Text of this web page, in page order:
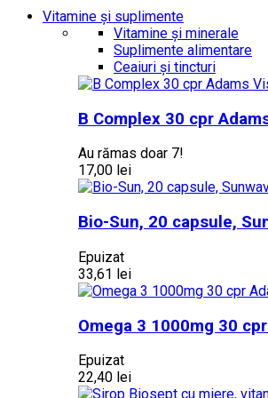
Vitamine și suplimente
Vitamine și minerale
Suplimente alimentare
Ceaiuri și tincturi
B Complex 30 cpr
Au rămas doar 7!
17,00 lei
Bio-Sun, 20 capsule,
Epuizat
33,61 lei
Omega 3 1000mg 30
Epuizat
22,40 lei